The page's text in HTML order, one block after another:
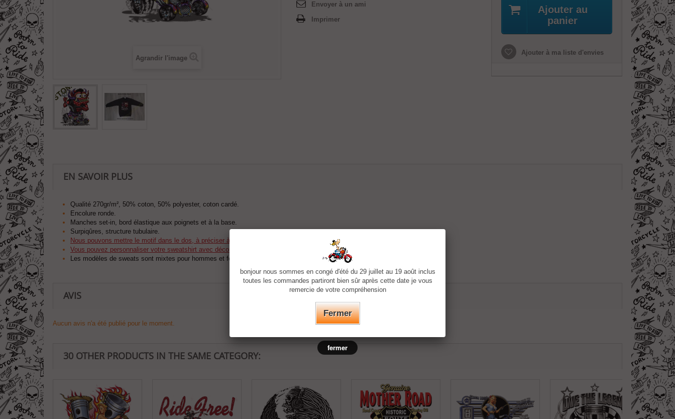
Agrandir l'image
Envoyer à un ami
Imprimer
Ajouter au
panier
Ajouter à ma liste d'envies
EN SAVOIR PLUS
Qualité 270gr/m², 50% coton, 50% polyester, coton cardé.
Encolure ronde.
Manches set-in, bord élastique aux poignets et à la base.
Surpiqûres, structure tubulaire.
Nous pouvons mettre le motif dans le dos, à préciser à la commande.
Vous pouvez personnaliser votre sweatshirt avec décorations sur les manches ou logo (voir dans la partie option).
Les modèles de sweats sont mixtes pour hommes et femmes
AVIS
Aucun avis n'a été publié pour le moment.
30 OTHER PRODUCTS IN THE SAME CATEGORY:
bonjour nous sommes en congé d'été du 29 juillet au 19 août inclus
toutes les commandes partiront bien sûr après cette date je vous
remercie de votre compréhension
Fermer
fermer